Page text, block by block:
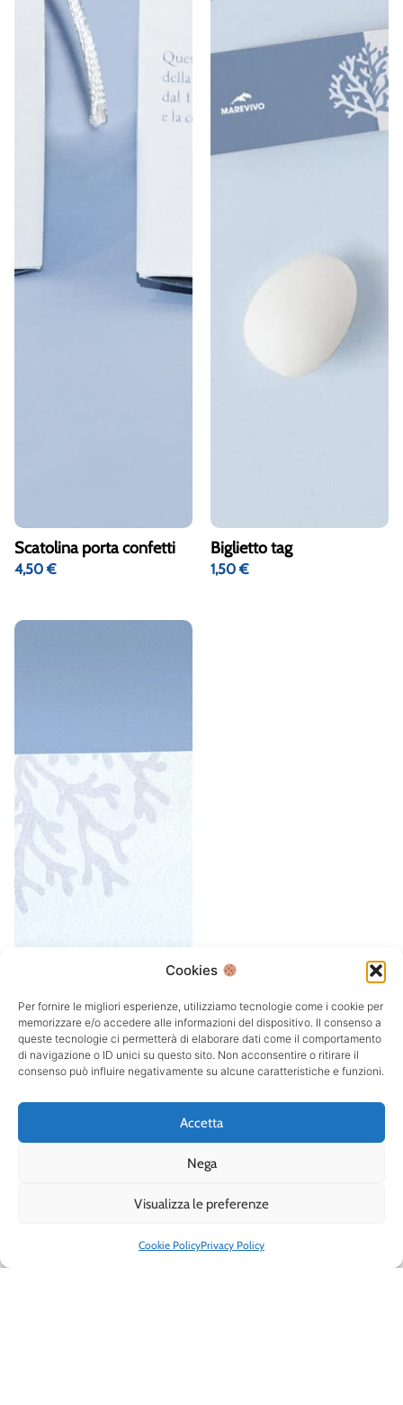
Cookies
Per fornire le migliori esperienze, utilizziamo tecnologie come i cookie per
memorizzare e/o accedere alle informazioni del dispositivo. Il consenso a
queste tecnologie ci permetterà di elaborare dati come il comportamento
di navigazione o ID unici su questo sito. Non acconsentire o ritirare il
consenso può influire negativamente su alcune caratteristiche e funzioni.
Accetta
Nega
Visualizza le preferenze
Cookie PolicyPrivacy Policy
Scatolina porta confetti
4,50€
Biglietto tag
1,50€